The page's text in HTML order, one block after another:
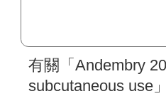
有關「Andembry
subcutaneous use